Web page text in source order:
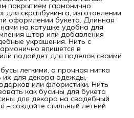
покрытием гармонично
скрапбукинга, изготовлении
оформлении букета. Длинная
на катушке удобна для
штор или добавления
украшения. Нить с
впишется в
подойдет для поделок своими
легкими, а прочная нитка
их для декора одежды,
или флористики. Нить
как бусины для букета
для декора на свадебный
– создайте стильный летний